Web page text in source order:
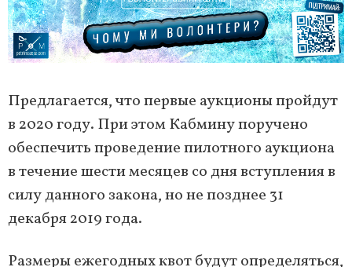
Предлагается, что первые аукционы пройдут
в 2020 году. При этом Кабмину поручено
обеспечить проведение пилотного аукциона
в течение шести месяцев со дня вступления в
силу данного закона, но не позднее 31
декабря 2019 года.
Размеры ежегодных квот будут определяться,